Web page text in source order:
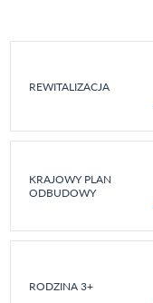
REWITALIZACJA
KRAJOWY PLAN
ODBUDOWY
RODZINA 3+